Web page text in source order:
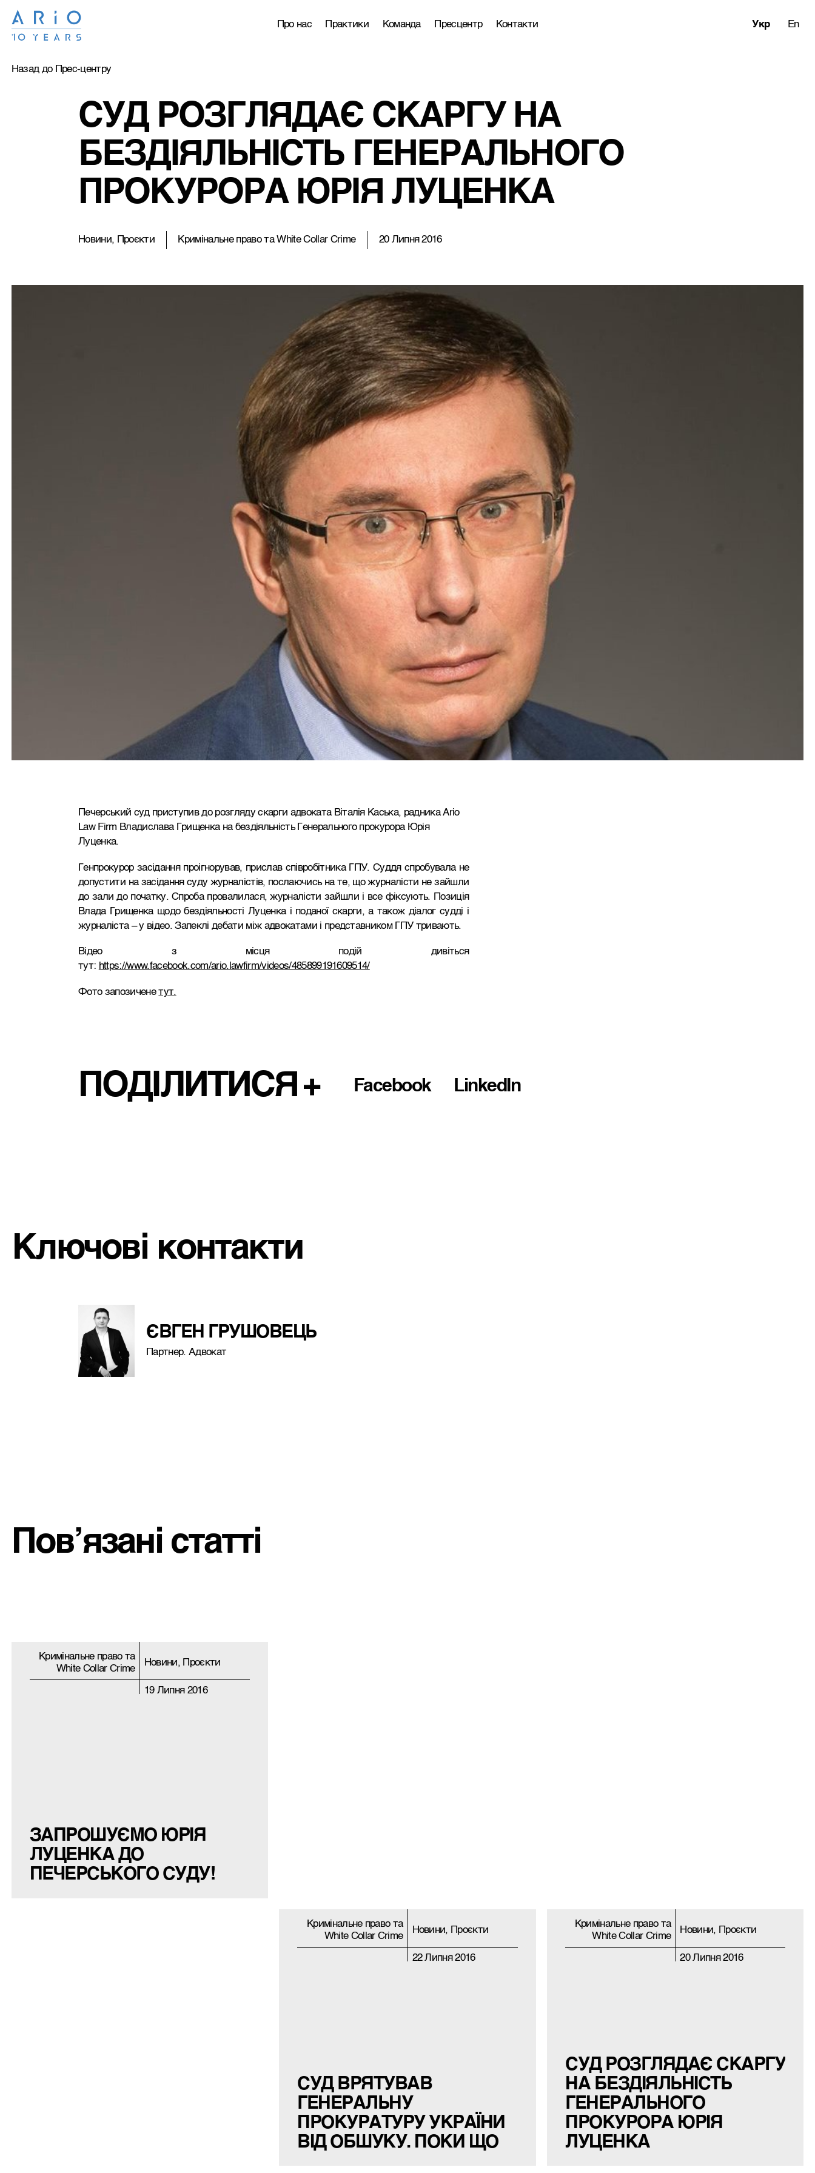
Укр En
Про нас Практики Команда Пресцентр Контакти
Назад до Прес-центру
СУД РОЗГЛЯДАЄ СКАРГУ НА
БЕЗДІЯЛЬНІСТЬ ГЕНЕРАЛЬНОГО
ПРОКУРОРА ЮРІЯ ЛУЦЕНКА
Новини, Проєкти Кримiнальне право та White Collar Crime 20 Липня 2016
Печерський суд приступив до розгляду скарги адвоката Віталія Каська, радника Ario
Law Firm Владислава Грищенка на бездіяльність Генерального прокурора Юрія
Луценка.
Генпрокурор засідання проігнорував, прислав співробітника ГПУ. Суддя спробувала не
допустити на засідання суду журналістів, послаючись на те, що журналісти не зайшли
до зали до початку. Спроба провалилася, журналісти зайшли і все фіксують. Позиція
Влада Грищенка щодо бездіяльності Луценка і поданої скарги, а також діалог судді і
журналіста – у відео. Запеклі дебати між адвокатами і представником ГПУ тривають.
Відео з місця подій дивіться
тут: https://www.facebook.com/ario.lawfirm/videos/485899191609514/
Фото запозиченетут.
ПОДІЛИТИСЯ Facebook LinkedIn
Ключові контакти
ЄВГЕН ГРУШОВЕЦЬ
Партнер. Адвокат
Пов’язані статті
Кримiнальне право та
White Collar Crime
Новини, Проєкти
19 Липня 2016
ЗАПРОШУЄМО ЮРІЯ
ЛУЦЕНКА ДО
ПЕЧЕРСЬКОГО СУДУ!
Кримiнальне право та
White Collar Crime
Новини, Проєкти
22 Липня 2016
СУД ВРЯТУВАВ
ГЕНЕРАЛЬНУ
ПРОКУРАТУРУ УКРАЇНИ
ВІД ОБШУКУ. ПОКИ ЩО
Кримiнальне право та
White Collar Crime
Новини, Проєкти
20 Липня 2016
СУД РОЗГЛЯДАЄ СКАРГУ
НА БЕЗДІЯЛЬНІСТЬ
ГЕНЕРАЛЬНОГО
ПРОКУРОРА ЮРІЯ
ЛУЦЕНКА